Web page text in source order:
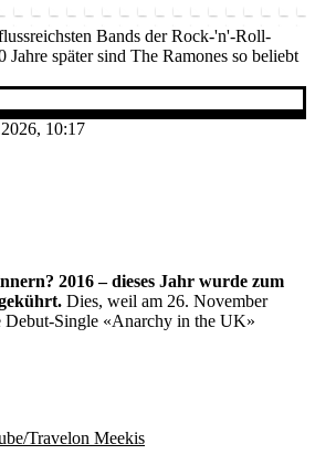
Bands der Rock-'n'-Roll-
Jahre später sind The Ramones so beliebt
10:17
2016 – dieses Jahr wurde zum
Dies, weil am 26. November
Debut-Single «Anarchy in the UK»
Travelon Meekis